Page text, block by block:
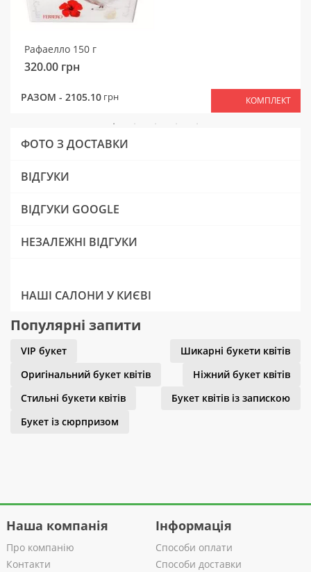
Рафаелло 150 г
320.00 грн
РАЗОМ - 2105.10 грн КОМПЛЕКТ
ФОТО З ДОСТАВКИ
ВІДГУКИ
ВІДГУКИ GOOGLE
НЕЗАЛЕЖНІ ВІДГУКИ
НАШІ САЛОНИ У КИЄВІ
Популярні запити
VIP букет
Шикарні букети квітів
Оригінальний букет квітів
Ніжний букет квітів
Стильні букети квітів
Букет квітів із запискою
Букет із сюрпризом
Наша компанія
Про компанію
Контакти
Інформація
Способи оплати
Способи доставки